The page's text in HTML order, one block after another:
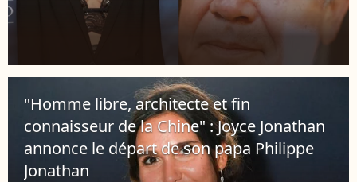
"Homme libre, architecte et fin
connaisseur de la Chine" : Joyce Jonathan
annonce le départ de son papa Philippe
Jonathan